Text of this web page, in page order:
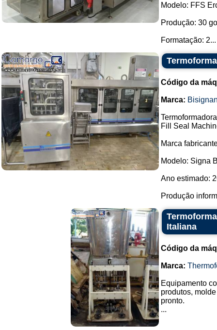
Modelo: FFS
Produção: 30
Formatação: 2...
Código da
Marca:
Fill Seal
Marca
Modelo: Signa
Ano estimado:
Produção
Italiana
Código da
Marca:
Equipamento
produtos,
pronto.
...